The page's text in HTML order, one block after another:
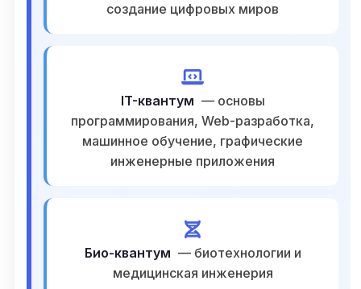
создание цифровых миров
IT-квантум — основы
программирования, Web-разработка,
машинное обучение, графические
инженерные приложения
Био-квантум — биотехнологии и
медицинская инженерия